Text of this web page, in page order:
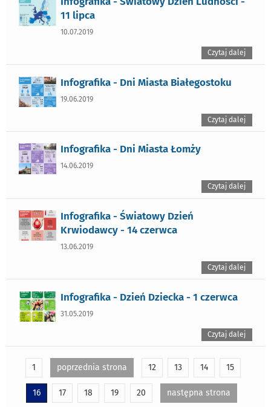
11 lipca
10.07.2019
Czytaj dalej
Infografika - Dni Miasta Białegostoku
19.06.2019
Czytaj dalej
Infografika - Dni Miasta Łomży
14.06.2019
Czytaj dalej
Infografika - Światowy Dzień
Krwiodawcy - 14 czerwca
13.06.2019
Czytaj dalej
Infografika - Dzień Dziecka - 1 czerwca
31.05.2019
Czytaj dalej
1 poprzednia strona 12 13 14 15
16 17 18 19 20 następna strona